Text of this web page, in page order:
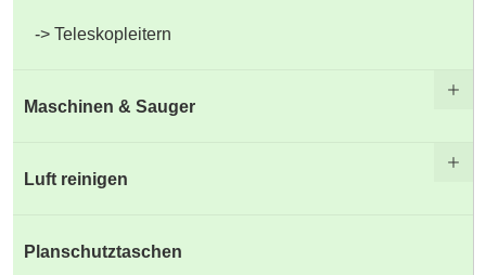
Teleskopleitern
Maschinen & Sauger
Luft reinigen
Planschutztaschen